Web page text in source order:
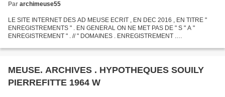
Par archimeuse55
LE SITE INTERNET DES AD MEUSE ECRIT , EN DEC 2016 , EN TITRE "
ENREGISTREMENTS " . EN GENERAL ON NE MET PAS DE " S " A "
ENREGISTREMENT " . // " DOMAINES . ENREGISTREMENT .
PAR P. D ' ARBOIS...
MEUSE. ARCHIVES . HYPOTHEQUES SOUILY
PIERREFITTE 1964 W